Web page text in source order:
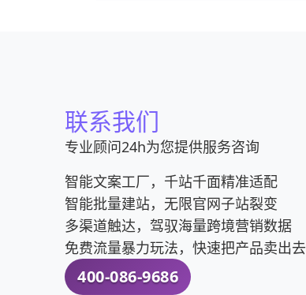
联系我们
专业顾问24h为您提供服务咨询
智能文案工厂，千站千面精准适配
智能批量建站，无限官网子站裂变
多渠道触达，驾驭海量跨境营销数据
免费流量暴力玩法，快速把产品卖出去
400-086-9686